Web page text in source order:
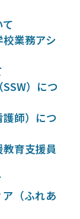
業務アシ
）につ
師）につ
育支援員
（ふれあ